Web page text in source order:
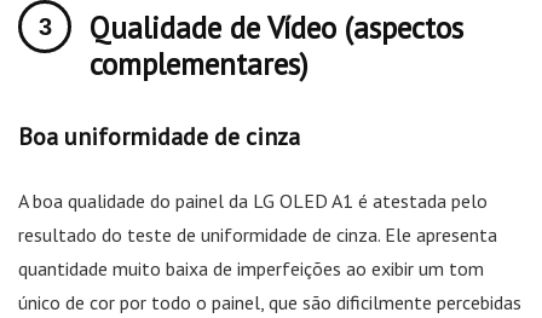
Qualidade de Vídeo (aspectos
complementares)
Boa uniformidade de cinza
A boa qualidade do painel da LG OLED A1 é atestada pelo
resultado do teste de uniformidade de cinza. Ele apresenta
quantidade muito baixa de imperfeições ao exibir um tom
único de cor por todo o painel, que são dificilmente percebidas